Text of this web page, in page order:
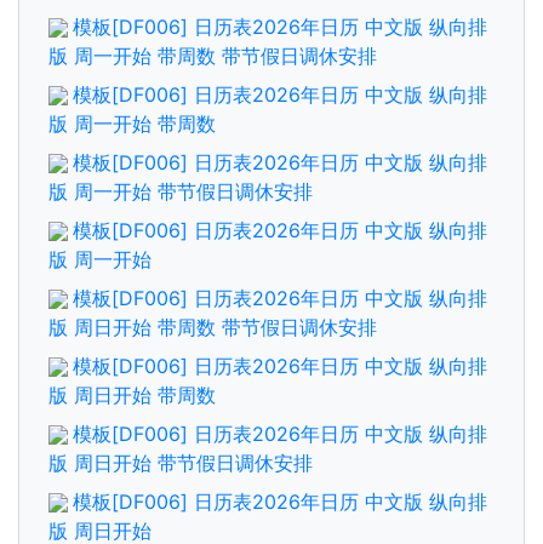
模板[DF006] 日历表2026年日历 中文版 纵向排
版 周一开始 带周数 带节假日调休安排
模板[DF006] 日历表2026年日历 中文版 纵向排
版 周一开始 带周数
模板[DF006] 日历表2026年日历 中文版 纵向排
版 周一开始 带节假日调休安排
模板[DF006] 日历表2026年日历 中文版 纵向排
版 周一开始
模板[DF006] 日历表2026年日历 中文版 纵向排
版 周日开始 带周数 带节假日调休安排
模板[DF006] 日历表2026年日历 中文版 纵向排
版 周日开始 带周数
模板[DF006] 日历表2026年日历 中文版 纵向排
版 周日开始 带节假日调休安排
模板[DF006] 日历表2026年日历 中文版 纵向排
版 周日开始